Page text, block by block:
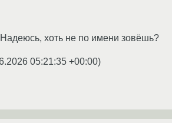
хоть не по имени зовёшь?
05:21:35 +00:00)